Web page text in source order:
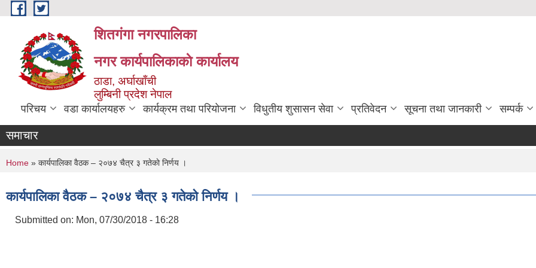
Skip to main content
शितगंगा नगरपालिका
नगर कार्यपालिकाकाे कार्यालय
ठाडा, अर्घाखाँची
लुम्बिनी प्रदेश नेपाल
परिचय वडा कार्यालयहरु कार्यक्रम तथा परियोजना विधुतीय शुसासन सेवा प्रतिवेदन सूचना तथा जानकारी सम्पर्क
समाचार
You are here
Home » कार्यपालिका वैठक – २०७४ चैत्र ३ गतेकाे निर्णय ।
कार्यपालिका वैठक – २०७४ चैत्र ३ गतेकाे निर्णय ।
Submitted on: Mon, 07/30/2018 - 16:28